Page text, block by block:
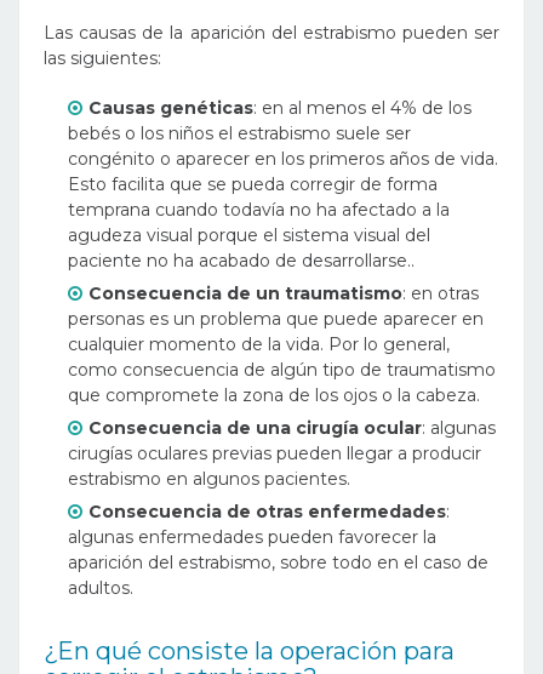
Las causas de la aparición del estrabismo pueden ser
las siguientes:
Causas genéticas: en al menos el 4% de los
bebés o los niños el estrabismo suele ser
congénito o aparecer en los primeros años de vida.
Esto facilita que se pueda corregir de forma
temprana cuando todavía no ha afectado a la
agudeza visual porque el sistema visual del
paciente no ha acabado de desarrollarse..
Consecuencia de un traumatismo: en otras
personas es un problema que puede aparecer en
cualquier momento de la vida. Por lo general,
como consecuencia de algún tipo de traumatismo
que compromete la zona de los ojos o la cabeza.
Consecuencia de una cirugía ocular: algunas
cirugías oculares previas pueden llegar a producir
estrabismo en algunos pacientes.
Consecuencia de otras enfermedades:
algunas enfermedades pueden favorecer la
aparición del estrabismo, sobre todo en el caso de
adultos.
¿En qué consiste la operación para